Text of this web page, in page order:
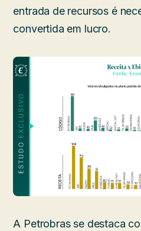
entrada de recursos é
convertida em lucro.
A Petrobras se destaca